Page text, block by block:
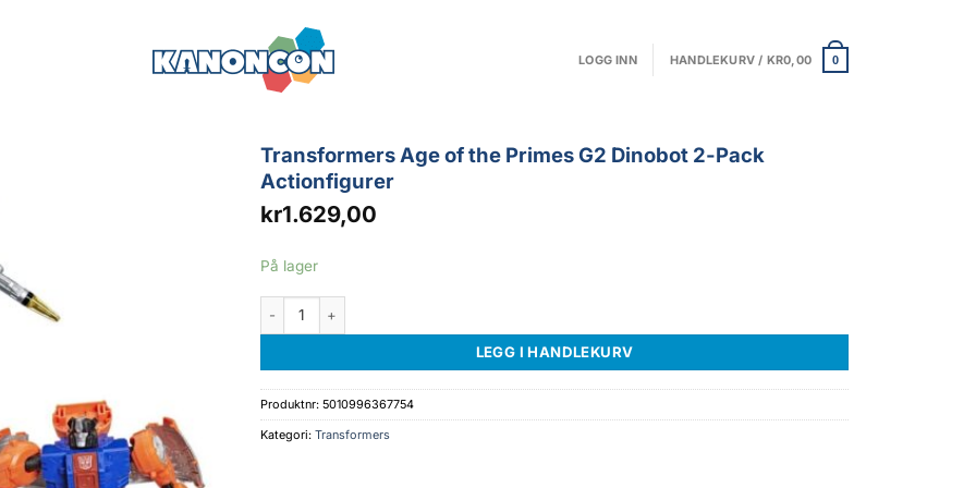
LOGG INN HANDLEKURV / KR0,00 0
Transformers Age of the Primes G2 Dinobot 2-Pack
Actionfigurer
kr1.629,00
På lager
Transformers Age of the Primes G2 Dinobot 2-Pack Actionfigurer antall
LEGG I HANDLEKURV
Produktnr: 5010996367754
Kategori: Transformers